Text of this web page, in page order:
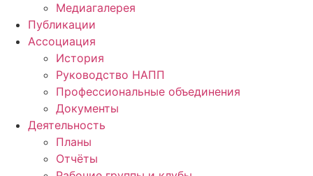
Медиагалерея
Публикации
Ассоциация
История
Руководство НАПП
Профессиональные объединения
Документы
Деятельность
Планы
Отчёты